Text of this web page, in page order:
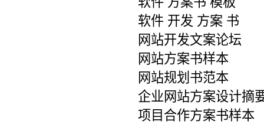
软件 开发 方案 书
网站开发文案论坛
网站方案书样本
网站规划书范本
企业网站方案设计摘
项目合作方案书样本